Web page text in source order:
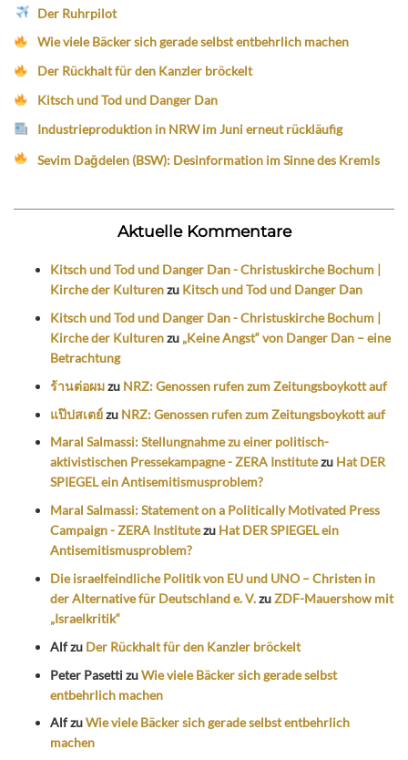
Der Ruhrpilot
Wie viele Bäcker sich gerade selbst entbehrlich machen
Der Rückhalt für den Kanzler bröckelt
Kitsch und Tod und Danger Dan
Industrieproduktion in NRW im Juni erneut rückläufig
Sevim Dağdelen (BSW): Desinformation im Sinne des Kremls
Aktuelle Kommentare
Kitsch und Tod und Danger Dan - Christuskirche Bochum |
Kirche der Kulturenzu Kitsch und Tod und Danger Dan
Kitsch und Tod und Danger Dan - Christuskirche Bochum |
Kirche der Kulturenzu „Keine Angst“ von Danger Dan – eine
Betrachtung
ร้านต่อผมzu NRZ: Genossen rufen zum Zeitungsboykott auf
แป๊ปสเตย์zu NRZ: Genossen rufen zum Zeitungsboykott auf
Maral Salmassi: Stellungnahme zu einer politisch-
aktivistischen Pressekampagne - ZERA Institutezu Hat DER
SPIEGEL ein Antisemitismusproblem?
Maral Salmassi: Statement on a Politically Motivated Press
Campaign - ZERA Institutezu Hat DER SPIEGEL ein
Antisemitismusproblem?
Die israelfeindliche Politik von EU und UNO – Christen in
der Alternative für Deutschland e. V.zuZDF-Mauershow mit
„Israelkritik“
Alfzu Der Rückhalt für den Kanzler bröckelt
Peter PasettizuWie viele Bäcker sich gerade selbst
entbehrlich machen
AlfzuWie viele Bäcker sich gerade selbst entbehrlich
machen